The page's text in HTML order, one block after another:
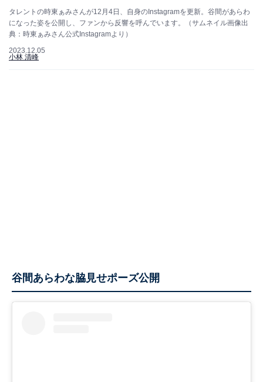
タレントの時東ぁみさんが12月4日、自身のInstagramを更新。谷間があらわ
になった姿を公開し、ファンから反響を呼んでいます。（サムネイル画像出
典：時東ぁみさん公式Instagramより）
2023.12.05
小林 清峰
谷間あらわな脇見せポーズ公開